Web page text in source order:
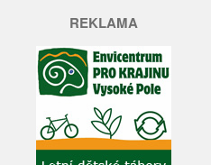
REKLAMA